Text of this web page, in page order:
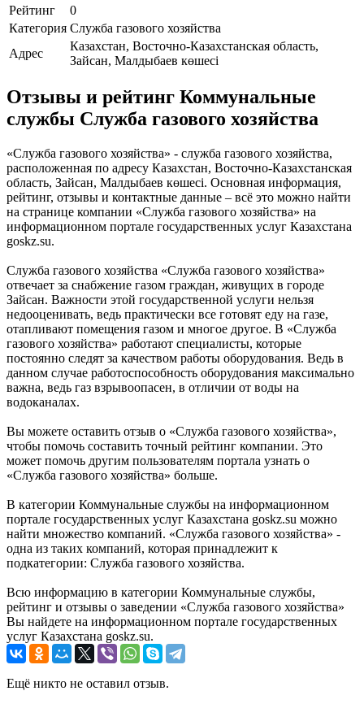
Рейтинг
0
Категория Служба газового хозяйства
Адрес
Казахстан, Восточно-Казахстанская область,
Зайсан, Малдыбаев көшесі
Отзывы и рейтинг Коммунальные
службы Служба газового хозяйства
«Служба газового хозяйства» - служба газового хозяйства,
расположенная по адресу Казахстан, Восточно-Казахстанская
область, Зайсан, Малдыбаев көшесі. Основная информация,
рейтинг, отзывы и контактные данные – всё это можно найти
на странице компании «Служба газового хозяйства» на
информационном портале государственных услуг Казахстана
goskz.su.
Служба газового хозяйства «Служба газового хозяйства»
отвечает за снабжение газом граждан, живущих в городе
Зайсан. Важности этой государственной услуги нельзя
недооценивать, ведь практически все готовят еду на газе,
отапливают помещения газом и многое другое. В «Служба
газового хозяйства» работают специалисты, которые
постоянно следят за качеством работы оборудования. Ведь в
данном случае работоспособность оборудования максимально
важна, ведь газ взрывоопасен, в отличии от воды на
водоканалах.
Вы можете оставить отзыв о «Служба газового хозяйства»,
чтобы помочь составить точный рейтинг компании. Это
может помочь другим пользователям портала узнать о
«Служба газового хозяйства» больше.
В категории Коммунальные службы на информационном
портале государственных услуг Казахстана goskz.su можно
найти множество компаний. «Служба газового хозяйства» -
одна из таких компаний, которая принадлежит к
подкатегории: Служба газового хозяйства.
Всю информацию в категории Коммунальные службы,
рейтинг и отзывы о заведении «Служба газового хозяйства»
Вы найдете на информационном портале государственных
услуг Казахстана goskz.su.
Ещё никто не оставил отзыв.